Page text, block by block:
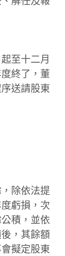
至十二月
終了，董
送請股東
除依法提
虧損，次
積，並依
，其餘額
擬定股東